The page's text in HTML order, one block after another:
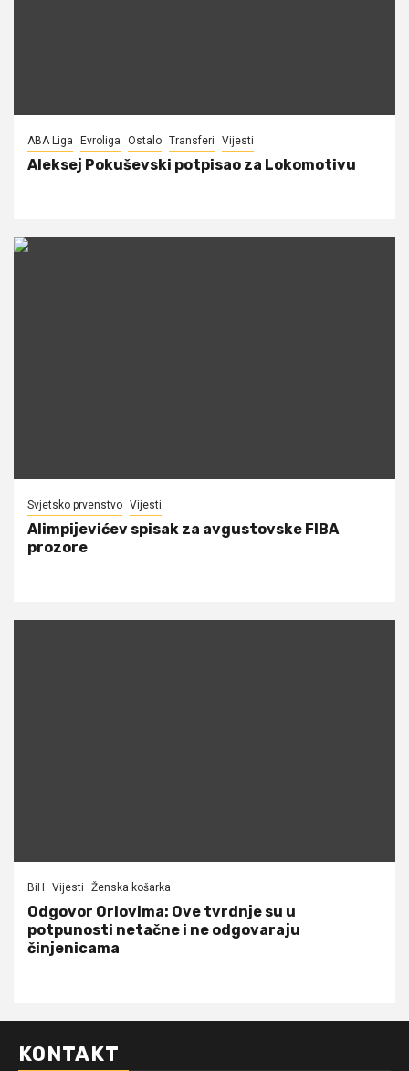
ABA Liga Evroliga Ostalo Transferi Vijesti
Aleksej Pokuševski potpisao za Lokomotivu
Svjetsko prvenstvo Vijesti
Alimpijevićev spisak za avgustovske FIBA
prozore
BiH Vijesti Ženska košarka
Odgovor Orlovima: ​Ove tvrdnje su u
potpunosti netačne i ne odgovaraju
činjenicama
KONTAKT